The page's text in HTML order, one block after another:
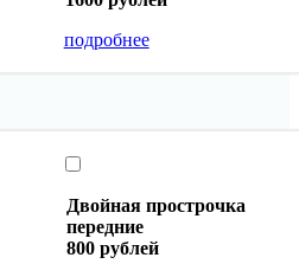
подробнее
Двойная прострочка
передние
800 рублей